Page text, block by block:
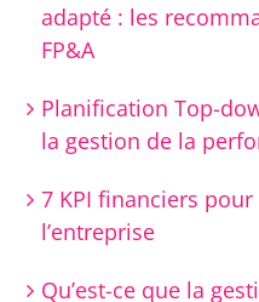
adapté : les
FP&A
Planification Top-
la gestion de la
7 KPI financiers
l’entreprise
Qu’est-ce que la